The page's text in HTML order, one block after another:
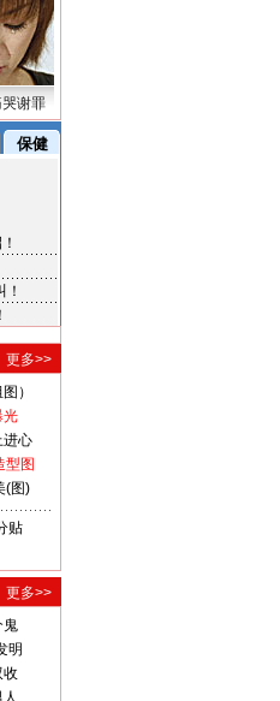
谢罪
更多>>
）
光
进心
型图
(图)
贴
更多>>
鬼
明
收